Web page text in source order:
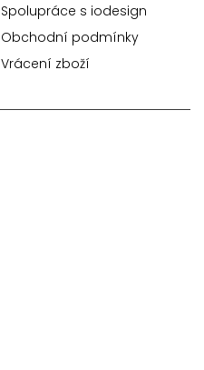
Spolupráce s iodesign
Obchodní podmínky
Vrácení zboží